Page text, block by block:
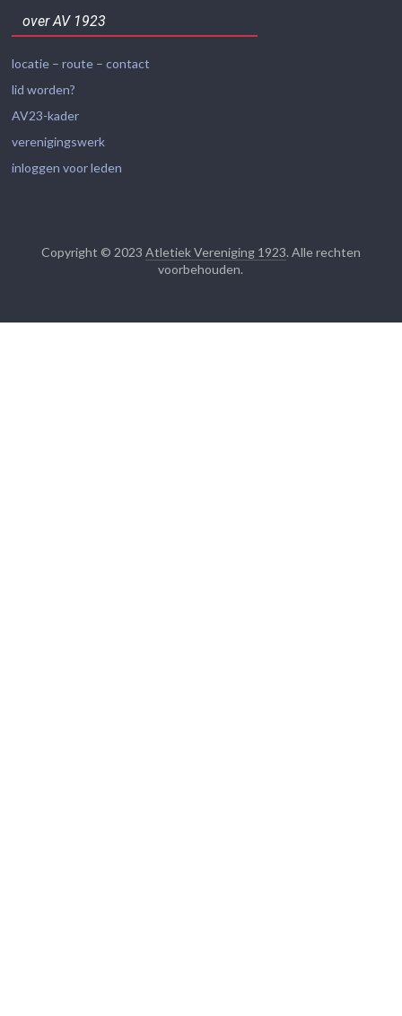
over AV 1923
locatie – route – contact
lid worden?
AV23-kader
verenigingswerk
inloggen voor leden
Copyright © 2023 Atletiek Vereniging 1923. Alle rechten
voorbehouden.